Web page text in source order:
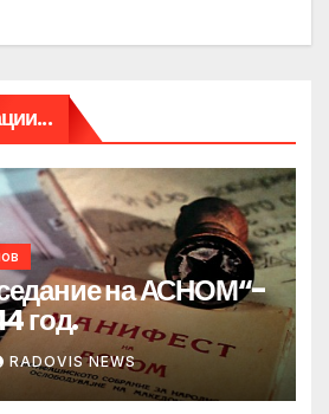
на АСНОМ“-
год.
RADOVIS NEWS